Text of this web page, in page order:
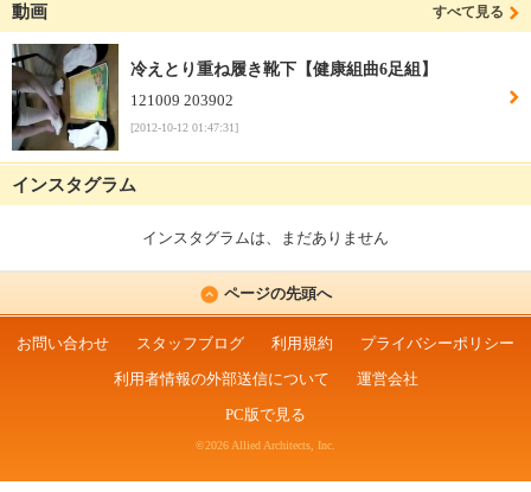
動画 すべて見る
冷えとり重ね履き靴下【健康組曲6足組】
121009 203902
[2012-10-12 01:47:31]
インスタグラム
インスタグラムは、まだありません
ページの先頭へ
お問い合わせ スタッフブログ 利用規約
プライバシーポリシー
利用者情報の外部送信について
運営会社
PC版で見る
©2026 Allied Architects, Inc.